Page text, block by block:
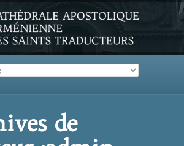
de